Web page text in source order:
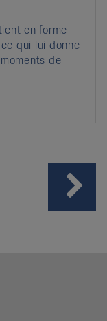
en forme
qui lui donne
de